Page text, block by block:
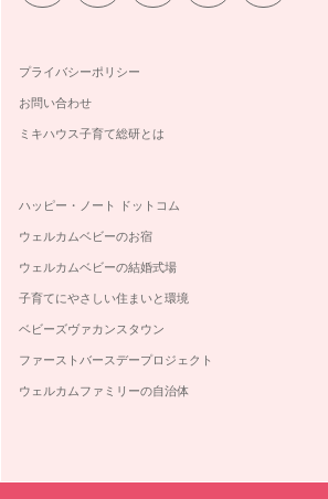
プライバシーポリシー
お問い合わせ
ミキハウス子育て総研とは
ハッピー・ノート ドットコム
ウェルカムベビーのお宿
ウェルカムベビーの結婚式場
子育てにやさしい住まいと環境
ベビーズヴァカンスタウン
ファーストバースデープロジェクト
ウェルカムファミリーの自治体